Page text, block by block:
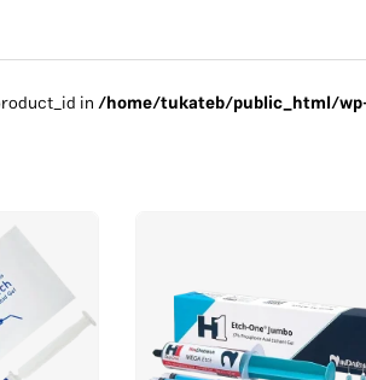
in/home/tukateb/public_html/